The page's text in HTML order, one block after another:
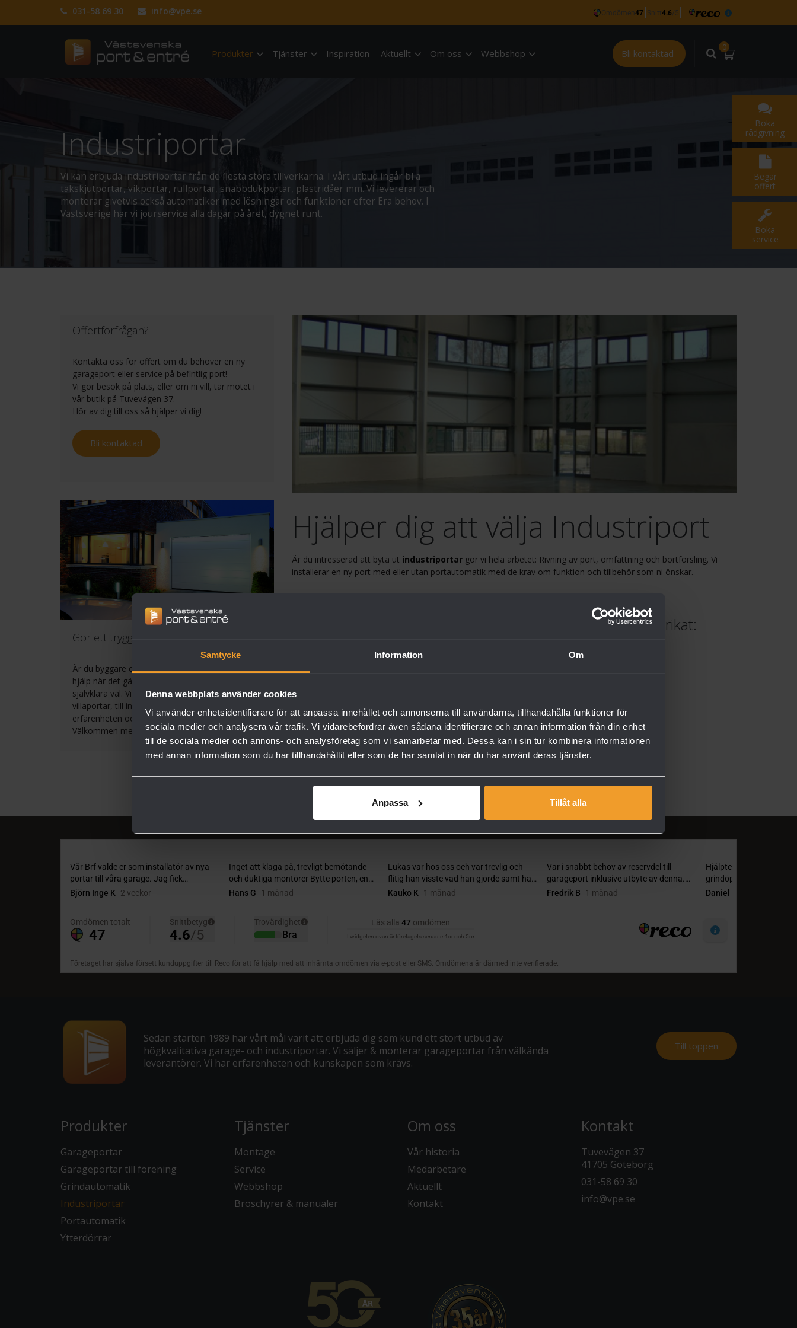
Samtycke Information Om
Denna webbplats använder cookies
Vi använder enhetsidentifierare för att anpassa innehållet och annonserna till användarna, tillhandahålla funktioner för
sociala medier och analysera vår trafik. Vi vidarebefordrar även sådana identifierare och annan information från din enhet
till de sociala medier och annons- och analysföretag som vi samarbetar med. Dessa kan i sin tur kombinera informationen
med annan information som du har tillhandahållit eller som de har samlat in när du har använt deras tjänster.
Anpassa Tillåt alla
Boka
rådgivning
Begär
offert
Boka
service
031-58 69 30 info@vpe.se
Produkter Tjänster Inspiration Aktuellt Om oss Webbshop Bli kontaktad
0
Industriportar
Vi kan erbjuda industriportar från de flesta stora tillverkarna. I vårt utbud ingår bl a
takskjutportar, vikportar, rullportar, snabbdukportar, plastridåer mm. Vi levererar och
monterar givetvis också automatiker med lösningar och funktioner efter Era behov. I
Västsverige har vi jourservice alla dagar på året, dygnet runt.
Hjälper dig att välja Industriport
Är du intresserad att byta utindustriportargör vi hela arbetet: Rivning av port, omfattning och bortforsling. Vi
installerar en ny port med eller utan portautomatik med de krav om funktion och tillbehör som ni önskar.
Behöver du en ny Industriport kan vi erbjuda följande fabrikat:
Optima Industriportar
Offertförfrågan?
Kontakta oss för offert om du behöver en ny
garageport eller service på befintlig port!
Vi gör besök på plats, eller om ni vill, tar mötet i
vår butik på Tuvevägen 37.
Hör av dig till oss så hjälper vi dig!
Bli kontaktad
Gör ett tryggt val
Är du byggare eller entreprenör? Behöver du
hjälp när det gäller portar? Låt oss bli ditt
självklara val. Vi levererar allt från dörrar,
villaportar, till industriportar och grindar. Vi har
erfarenheten och kunskapen som krävs.
Välkommen med din förfrågan!
Sedan starten 1989 har vårt mål varit att erbjuda dig som kund ett stort utbud av
högkvalitativa garage- och industriportar. Vi säljer & monterar garageportar från välkända
leverantörer. Vi har erfarenheten och kunskapen som krävs.
Till toppen
Produkter
Garageportar
Garageportar till förening
Grindautomatik
Industriportar
Portautomatik
Ytterdörrar
Tjänster
Montage
Service
Webbshop
Broschyrer & manualer
Om oss
Vår historia
Medarbetare
Aktuellt
Kontakt
Kontakt
Tuvevägen 37
41705 Göteborg
031-58 69 30
info@vpe.se
Erbjudandet gäller 1/5 – 16/8